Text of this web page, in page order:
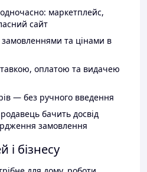
маркетплейс,
сайт
та цінами в
оплатою та видачею
— без ручного введення
бачить досвід
замовлення
бізнесу